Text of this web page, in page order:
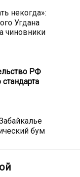
некогда»:
Угдана
чиновники
РФ
бум
прошла с 1